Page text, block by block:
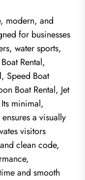
modern, and
for businesses
water sports,
Rental,
Speed Boat
Boat Rental, Jet
minimal,
a visually
visitors
clean code,
and smooth